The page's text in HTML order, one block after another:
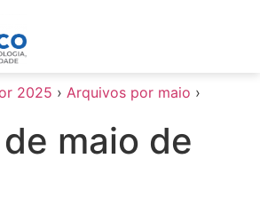
2025 › Arquivos por maio ›
maio de